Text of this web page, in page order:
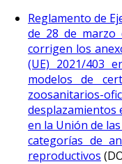
Reglamento de
de 28 de marzo
corrigen los
(UE) 2021/403
modelos de
zoosanitarios-
desplazamientos
en la Unión de
categorías de
reproductivos